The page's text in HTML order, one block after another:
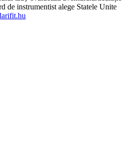
de instrumentist alege Statele Unite